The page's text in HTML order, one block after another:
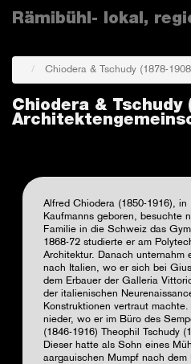
Rämibühl- lokal,
Chiodera & Tschudy (1878-
Chiodera & Tschudy
Alfred Chiodera (1850-1916),
Kaufmanns geboren, besuchte
Familie in die Schweiz das
1868-72 studierte er am
Architektur. Danach unternahm
nach Italien, wo er sich bei
dem Erbauer der Galleria
der italienischen
Konstruktionen vertraut
nieder, wo er im Büro des
(1846-1916) Theophil Tschudy
Dieser hatte als Sohn eines
aargauischen Mumpf nach